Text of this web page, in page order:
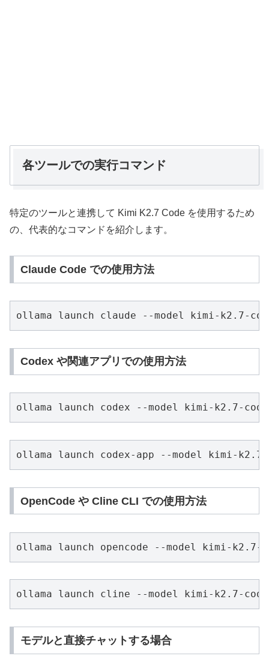
各ツールでの実行コマンド
特定のツールと連携して Kimi K2.7 Code を使用するため
の、代表的なコマンドを紹介します。
Claude Code での使用方法
ollama launch claude --model kimi-k2.7-
Codex や関連アプリでの使用方法
ollama launch codex --model kimi-k2.7-
ollama launch codex-app --model kimi-
OpenCode や Cline CLI での使用方法
ollama launch opencode --model kimi-k2.7-
ollama launch cline --model kimi-k2.7-
モデルと直接チャットする場合